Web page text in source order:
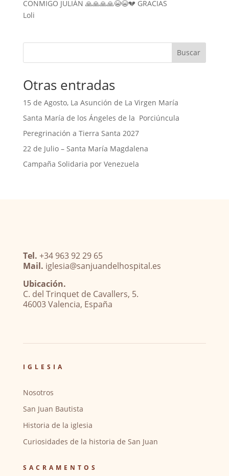
CONMIGO JULIÁN 🙏🙏🙏🙏😭😭💔 GRACIAS
Loli
Buscar
Otras entradas
15 de Agosto, La Asunción de La Virgen María
Santa María de los Ángeles de la Porciúncula
Peregrinación a Tierra Santa 2027
22 de Julio – Santa María Magdalena
Campaña Solidaria por Venezuela
Tel. +34 963 92 29 65
Mail. iglesia@sanjuandelhospital.es
Ubicación.
C. del Trinquet de Cavallers, 5.
46003 Valencia, España
IGLESIA
Nosotros
San Juan Bautista
Historia de la iglesia
Curiosidades de la historia de San Juan
SACRAMENTOS